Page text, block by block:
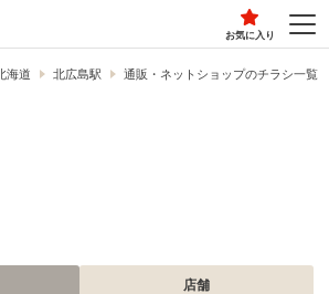
お気に入り
海道 北広島駅 通販・ネットショップのチラシ一覧
店舗